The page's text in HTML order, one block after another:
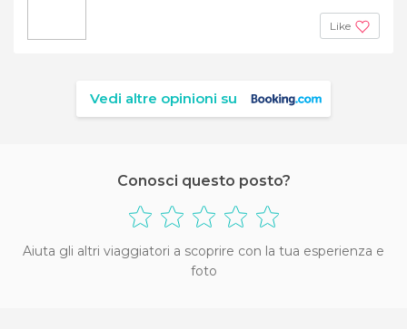
Like
Vedi altre opinioni su
Conosci questo posto?
Aiuta gli altri viaggiatori a scoprire con la tua esperienza e
foto